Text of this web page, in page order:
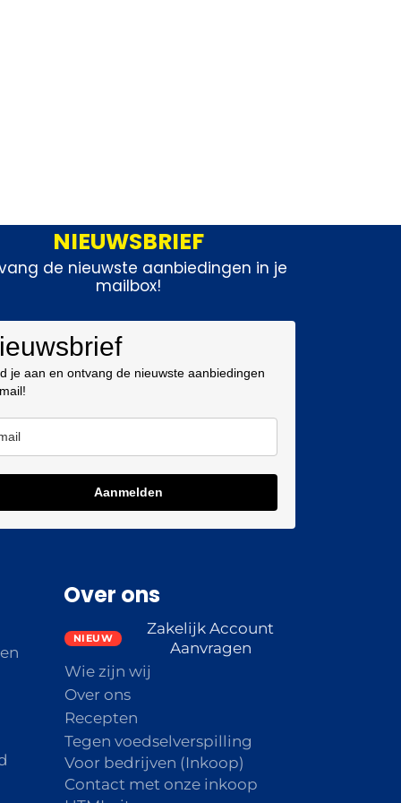
NIEUWSBRIEF
de nieuwste aanbiedingen in je
mailbox!
je aan en ontvang de nieuwste aanbiedingen
Aanmelden
Over ons
Zakelijk Account
Aanvragen
Wie zijn wij
Over ons
Recepten
Tegen voedselverspilling
Voor bedrijven (Inkoop)
Contact met onze inkoop